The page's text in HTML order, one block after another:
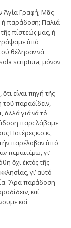
Ἁγία Γραφή; Μᾶς
ἡ παράδοση; Παλιά
τῆς πίστεώς μας, ἡ
ἀπό
θέλησαν νά
scriptura, μόνον
εἶναι πηγή τῆς
παραδίδειν,
ἀλλά γιά νά τό
παραλάβαμε
Πατέρες κ.ο.κ.,
παρέλαβαν ἀπό
περαιτέρω, γι’
ὄχι ἐκτός τῆς
γι’ αὐτό
Ἄρα παράδοση
καί
καί